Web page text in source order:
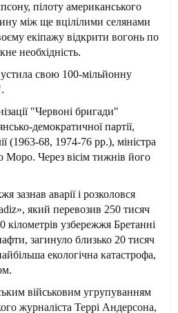
пілоту американського
між ще вцілілими селянами
екіпажу відкрити вогонь по
необхідність.
свою 100-мільйонну
"Червоні бригади"
демократичної партії,
(1963-68, 1974-76 рр.), міністра
Моро. Через вісім тижнів його
зазнав аварії і розколовся
який перевозив 250 тисяч
кілометрів узбережжя Бретанні
загинуло близько 20 тисяч
екологічна катастрофа,
військовим угрупуванням
журналіста Террі Андерсона,